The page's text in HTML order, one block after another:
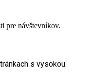
pre návštevníkov.
s vysokou